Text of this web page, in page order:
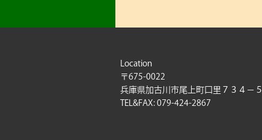
Location
〒675-0022
兵庫県加古川市尾上町口里７３４－５
TEL&FAX: 079-424-2867